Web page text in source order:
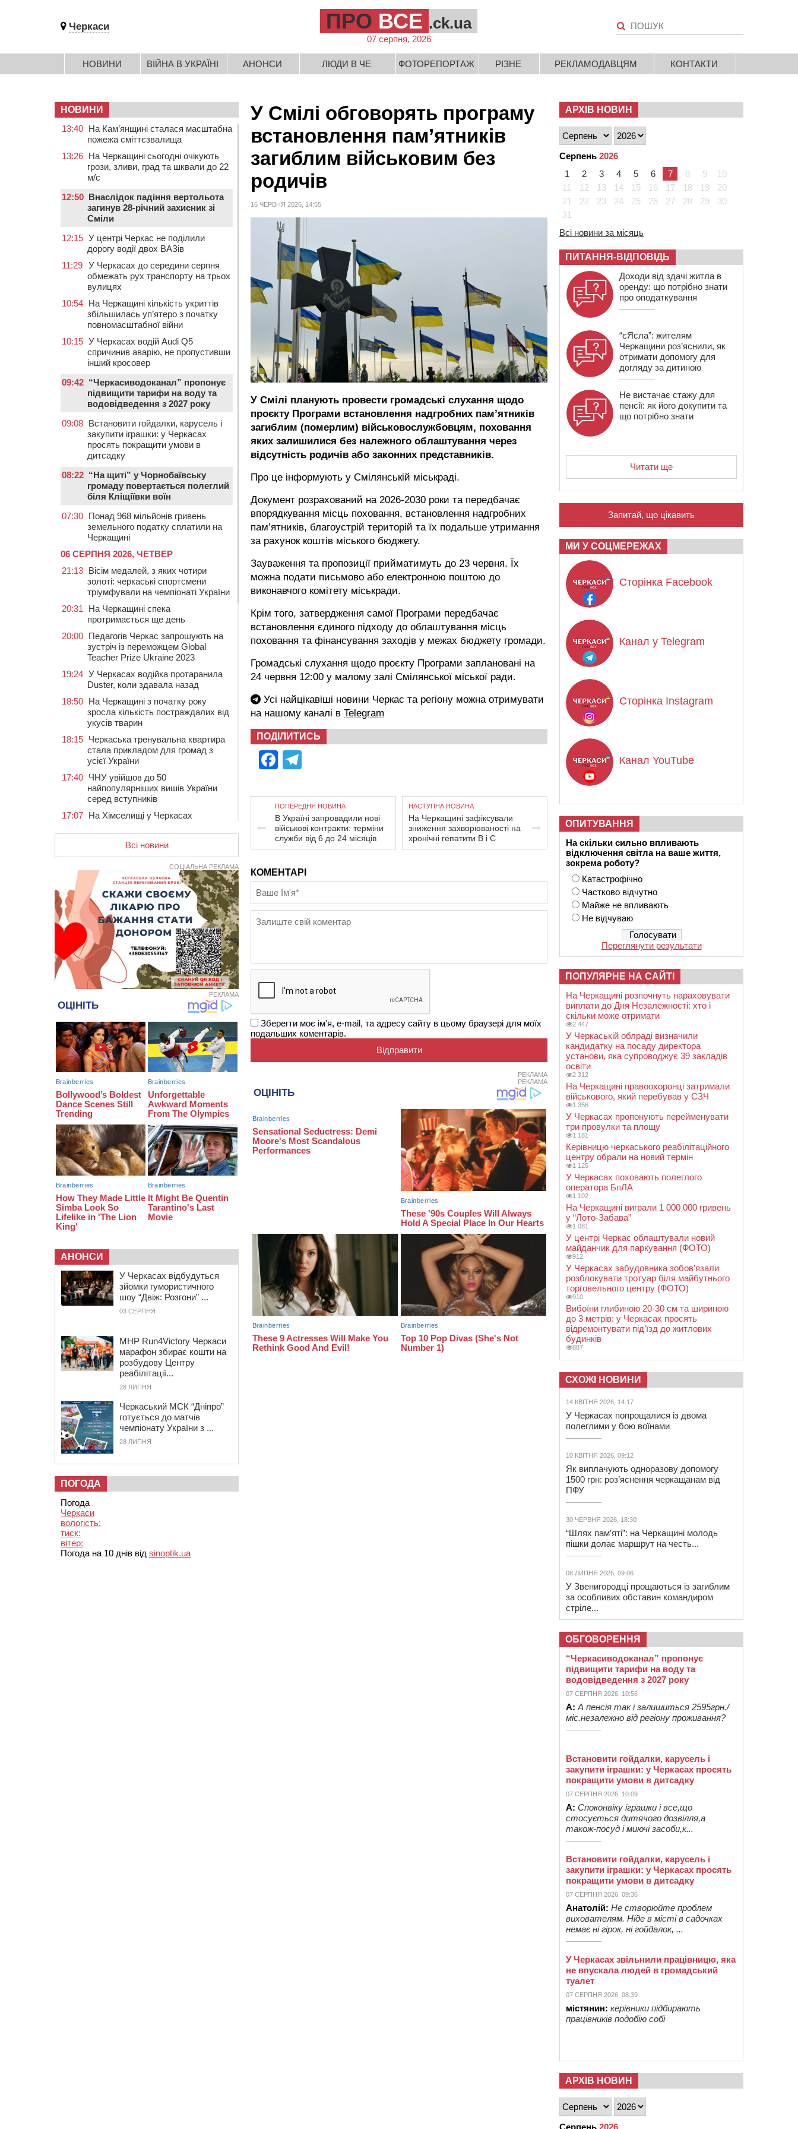
Черкаси ПРО ВСЕ .ck.ua
07 серпня, 2026
НОВИНИ ВІЙНА В УКРАЇНІ АНОНСИ ЛЮДИ В ЧЕ ФОТОРЕПОРТАЖ РІЗНЕ РЕКЛАМОДАВЦЯМ КОНТАКТИ
У Смілі обговорять програму
встановлення пам’ятників
загиблим військовим без
родичів
16 ЧЕРВНЯ 2026, 14:55
У Смілі планують провести громадські слухання щодо
проєкту Програми встановлення надгробних пам’ятників
загиблим (померлим) військовослужбовцям, поховання
яких залишилися без належного облаштування через
відсутність родичів або законних представників.
Про це інформують у Смілянській міськраді.
Документ розрахований на 2026-2030 роки та передбачає
впорядкування місць поховання, встановлення надгробних
пам’ятників, благоустрій територій та їх подальше утримання
за рахунок коштів міського бюджету.
Зауваження та пропозиції прийматимуть до 23 червня. Їх
можна подати письмово або електронною поштою до
виконавчого комітету міськради.
Крім того, затвердження самої Програми передбачає
встановлення єдиного підходу до облаштування місць
поховання та фінансування заходів у межах бюджету громади.
Громадські слухання щодо проєкту Програми заплановані на
24 червня 12:00 у малому залі Смілянської міської ради.
Усі найцікавіші новини Черкас та регіону можна отримувати
на нашому каналі в Telegram
ПОДІЛИТИСЬ
Facebook
ПОПЕРЕДНЯ НОВИНА
В Україні запровадили нові
військові контракти: терміни
служби від 6 до 24 місяців
НАСТУПНА НОВИНА
На Черкащині зафіксували
зниження захворюваності на
хронічні гепатити В і С
КОМЕНТАРІ
Зберегти моє ім'я, e-mail, та адресу сайту в цьому браузері для моїх
подальших коментарів.
РЕКЛАМА
РЕКЛАМА
НОВИНИ
13:40 На Кам’янщині сталася масштабна
пожежа сміттєзвалища
13:26 На Черкащині сьогодні очікують
грози, зливи, град та шквали до 22
м/с
12:50 Внаслідок падіння вертольота
загинув 28-річний захисник зі
Сміли
12:15 У центрі Черкас не поділили
дорогу водії двох ВАЗів
11:29 У Черкасах до середини серпня
обмежать рух транспорту на трьох
вулицях
10:54 На Черкащині кількість укриттів
збільшилась уп’ятеро з початку
повномасштабної війни
10:15 У Черкасах водій Audi Q5
спричинив аварію, не пропустивши
інший кросовер
09:42 “Черкасиводоканал” пропонує
підвищити тарифи на воду та
водовідведення з 2027 року
09:08 Встановити гойдалки, карусель і
закупити іграшки: у Черкасах
просять покращити умови в
дитсадку
08:22 “На щиті” у Чорнобаївську
громаду повертається полеглий
біля Кліщіївки воїн
07:30 Понад 968 мільйонів гривень
земельного податку сплатили на
Черкащині
06 СЕРПНЯ 2026, ЧЕТВЕР
21:13 Вісім медалей, з яких чотири
золоті: черкаські спортсмени
тріумфували на чемпіонаті України
20:31
На Черкащині спека
протримається ще день
20:00 Педагогів Черкас запрошують на
зустріч із переможцем Global
Teacher Prize Ukraine 2023
19:24 У Черкасах водійка протаранила
Duster, коли здавала назад
18:50 На Черкащині з початку року
зросла кількість постраждалих від
укусів тварин
18:15 Черкаська тренувальна квартира
стала прикладом для громад з
усієї України
17:40 ЧНУ увійшов до 50
найпопулярніших вишів України
серед вступників
17:07 На Хімселищі у Черкасах
майданчик
Черкасах 75-річній пацієнтці
замінили аортальний клапан
16:00
У Черкаському онкоцентрі
встановили сонячну
електростанцію за понад пів
мільйона гривень
15:30
У Київській області прощаються
з полеглим на фронті жителем
Монастирищини
14:53
У Черкасах містяни через нову
скляну зупинку і вирізані дерева
потерпають від спеки: Бондаренко
обіцяє масштабне озеленення
14:17
Провокував конфлікт і
зачинився в автівці: у ТЦК
прокоментували скандал із
затриманням чоловіка у
Тальному
13:55
У Тальному працівники ТЦК
вибили вікно і витягли з автівки
чоловіка (ВІДЕО)
Всі новини
СОЦІАЛЬНА РЕКЛАМА
РЕКЛАМА
АНОНСИ
У Черкасах відбудуться
зйомки гумористичного
шоу “Двіж: Розгони” ...
03 СЕРПНЯ
MHP Run4Victory Черкаси
марафон збирає кошти на
розбудову Центру
реабілітації...
28 ЛИПНЯ
Черкаський МСК “Дніпро”
готується до матчів
чемпіонату України з ...
28 ЛИПНЯ
ПОГОДА
Погода
Черкаси
вологість:
тиск:
вітер:
Погода на 10 днів від sinoptik.ua
АРХІВ НОВИН
Серпень 2026
1
2 3 4 5 6 7 8 9
10
11
12 13 14 15 16 17 18 19
20
21
22 23 24 25 26 27 28 29
30
31
Всі новини за місяць
ПИТАННЯ-ВІДПОВІДЬ
Доходи від здачі житла в
оренду: що потрібно знати
про оподаткування
“єЯсла”: жителям
Черкащини роз’яснили, як
отримати допомогу для
догляду за дитиною
Не вистачає стажу для
пенсії: як його докупити та
що потрібно знати
Читати ще
Запитай, що цікавить
МИ У СОЦМЕРЕЖАХ
Сторінка Facebook
Канал у Telegram
Сторінка Instagram
Канал YouTube
ОПИТУВАННЯ
На скільки сильно впливають
відключення світла на ваше життя,
зокрема роботу?
Катастрофічно
Частково відчутно
Майже не впливають
Не відчуваю
Переглянути результати
ПОПУЛЯРНЕ НА САЙТІ
На Черкащині розпочнуть нараховувати
виплати до Дня Незалежності: хто і
скільки може отримати
2 447
У Черкаській облраді визначили
кандидатку на посаду директора
установи, яка супроводжує 39 закладів
освіти
2 312
На Черкащині правоохоронці затримали
військового, який перебував у СЗЧ
1 356
У Черкасах пропонують перейменувати
три провулки та площу
1 181
Керівницю черкаського реабілітаційного
центру обрали на новий термін
1 125
У Черкасах поховають полеглого
оператора БпЛА
1 102
На Черкащині виграли 1 000 000 гривень
у “Лото-Забава”
1 081
У центрі Черкас облаштували новий
майданчик для паркування (ФОТО)
912
У Черкасах забудовника зобов’язали
розблокувати тротуар біля майбутнього
торговельного центру (ФОТО)
910
Вибоїни глибиною 20-30 см та шириною
до 3 метрів: у Черкасах просять
відремонтувати під’їзд до житлових
будинків
887
СХОЖІ НОВИНИ
14 КВІТНЯ 2026, 14:17
У Черкасах попрощалися із двома
полеглими у бою воїнами
10 КВІТНЯ 2026, 09:12
Як виплачують одноразову допомогу
1500 грн: роз’яснення черкащанам від
ПФУ
30 ЧЕРВНЯ 2026, 18:30
“Шлях пам’яті”: на Черкащині молодь
пішки долає маршрут на честь...
08 ЛИПНЯ 2026, 09:06
У Звенигородці прощаються із загиблим
за особливих обставин командиром
стріле...
ОБГОВОРЕННЯ
“Черкасиводоканал” пропонує
підвищити тарифи на воду та
водовідведення з 2027 року
07 СЕРПНЯ 2026, 10:56
А: А пенсія так і залишиться 2595грн./
міс.незалежно від регіону проживання?
Встановити гойдалки, карусель і
закупити іграшки: у Черкасах просять
покращити умови в дитсадку
07 СЕРПНЯ 2026, 10:09
А: Споконвіку іграшки і все,що
стосується дитячого дозвілля,а
також-посуд і миючі засоби,к...
Встановити гойдалки, карусель і
закупити іграшки: у Черкасах просять
покращити умови в дитсадку
07 СЕРПНЯ 2026, 09:36
Анатолій: Не створюйте проблем
вихователям. Ніде в місті в садочках
немає ні гірок, ні гойдалок, ...
У Черкасах звільнили працівницю, яка
не впускала людей в громадський
туалет
07 СЕРПНЯ 2026, 08:39
містянин: керівники підбирають
працівників подобію собі
АРХІВ НОВИН
Серпень 2026